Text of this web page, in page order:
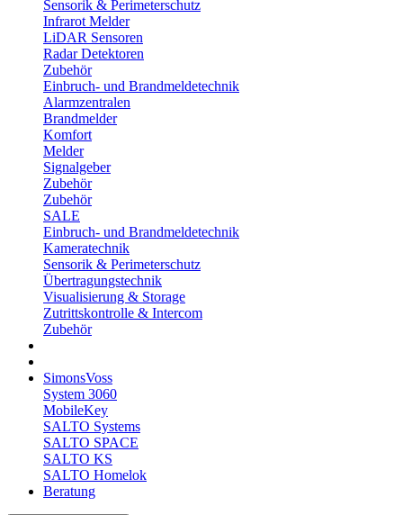
Sensorik & Perimeterschutz
Infrarot Melder
LiDAR Sensoren
Radar Detektoren
Zubehör
Einbruch- und Brandmeldetechnik
Alarmzentralen
Brandmelder
Komfort
Melder
Signalgeber
Zubehör
Zubehör
SALE
Einbruch- und Brandmeldetechnik
Kameratechnik
Sensorik & Perimeterschutz
Übertragungstechnik
Visualisierung & Storage
Zutrittskontrolle & Intercom
Zubehör
SimonsVoss
System 3060
MobileKey
SALTO Systems
SALTO SPACE
SALTO KS
SALTO Homelok
Beratung